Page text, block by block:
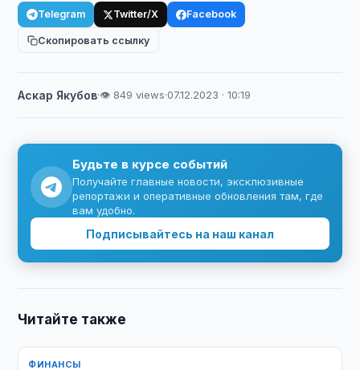
Telegram Twitter/X Facebook
Скопировать ссылку
Аскар Якубов·👁 849 views·07.12.2023 · 10:19
Будьте в курсе событий
Получайте главные новости, эксклюзивные
репортажи и оперативные обновления там, где
вам удобно.
Подписывайтесь на наш канал
Читайте также
ФИНАНСЫ